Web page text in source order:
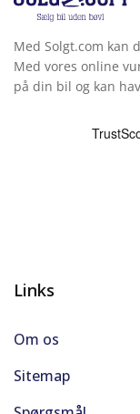
Med Solgt.com kan
Med vores online
på din bil og kan
Links
Om os
Sitemap